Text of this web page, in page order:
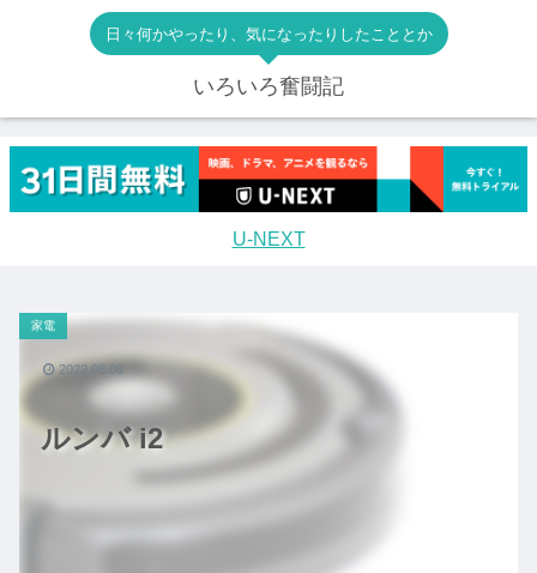
日々何かやったり、気になったりしたこととか
いろいろ奮闘記
U-NEXT
ルンバ i2
家電
2022.08.08